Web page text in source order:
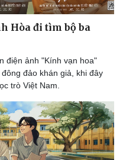
Đọc truyện đêm khuya
Cửa sổ tình yêu
Kể chuyện cho bé
Hòa đi tìm bộ ba
điện ảnh "Kính vạn hoa"
đảo khán giả, khi đây
trò Việt Nam.